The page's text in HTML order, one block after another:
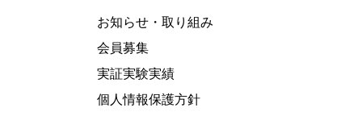
お知らせ・取り組み
会員募集
実証実験実績
個人情報保護方針